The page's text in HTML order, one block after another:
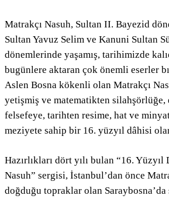
Matrakçı Nasuh, Sultan II. Bayezid
Sultan Yavuz Selim ve Kanuni Sultan
dönemlerinde yaşamış, tarihimizde
bugünlere aktaran çok önemli eserler
Aslen Bosna kökenli olan Matrakçı
yetişmiş ve matematikten silahşörlüğe,
felsefeye, tarihten resime, hat ve
meziyete sahip bir 16. yüzyıl dâhisi
Hazırlıkları dört yılı bulan “16.
Nasuh” sergisi, İstanbul’dan önce
doğduğu topraklar olan